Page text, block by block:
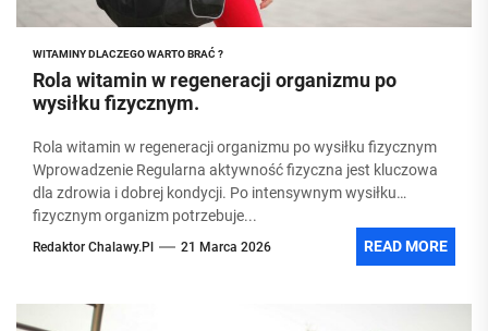
WITAMINY DLACZEGO WARTO BRAĆ ?
Rola witamin w regeneracji organizmu po
wysiłku fizycznym.
Rola witamin w regeneracji organizmu po wysiłku fizycznym
Wprowadzenie Regularna aktywność fizyczna jest kluczowa
dla zdrowia i dobrej kondycji. Po intensywnym wysiłku
fizycznym organizm potrzebuje...
Redaktor Chalawy.pl 21 Marca 2026 READ MORE